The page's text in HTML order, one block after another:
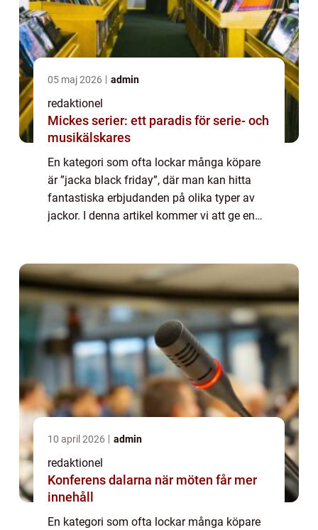
05 maj 2026 admin
redaktionel
Mickes serier: ett paradis för serie- och
musikälskares
En kategori som ofta lockar många köpare
är ”jacka black friday”, där man kan hitta
fantastiska erbjudanden på olika typer av
jackor. I denna artikel kommer vi att ge en
10 april 2026 admin
redaktionel
Konferens dalarna när möten får mer
innehåll
En kategori som ofta lockar många köpare